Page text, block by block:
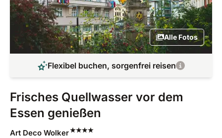
Alle Fotos
Flexibel buchen, sorgenfrei reisen
Frisches Quellwasser vor dem
Essen genießen
Art Deco Wolker